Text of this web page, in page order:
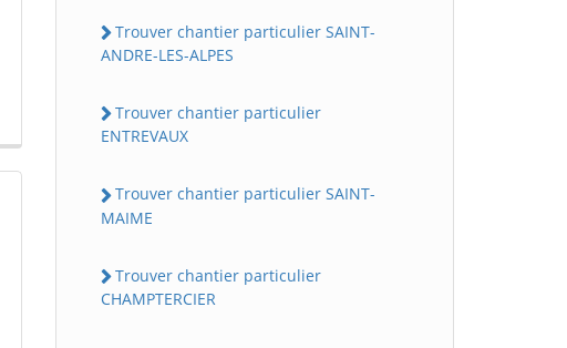
Trouver chantier particulier SAINT-
ANDRE-LES-ALPES
Trouver chantier particulier
ENTREVAUX
Trouver chantier particulier SAINT-
MAIME
Trouver chantier particulier
CHAMPTERCIER